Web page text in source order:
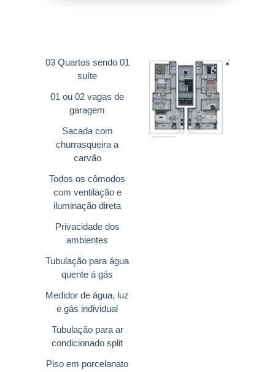
03 Quartos sendo 01
suíte
01 ou 02 vagas de
garagem
Sacada com
churrasqueira a
carvão
Todos os cômodos
com ventilação e
iluminação direta
Privacidade dos
ambientes
Tubulação para água
quente á gás
Medidor de água, luz
e gás individual
Tubulação para ar
condicionado split
Piso em porcelanato